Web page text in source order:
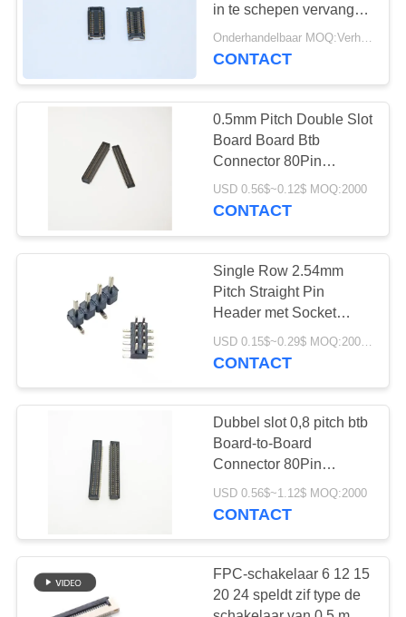
in te schepen vervangt
Kyocera 14-5805-024-
000-829+
Onderhandelbaar MOQ:Verhandelbaar
CONTACT
0.5mm Pitch Double Slot
Board Board Btb
Connector 80Pin
Combined Height 4.0
Gold-plated PCBA
USD 0.56$~0.12$ MOQ:2000
CONTACT
Single Row 2.54mm
Pitch Straight Pin
Header met Socket
1*2/3/4/5/6/7/8/10/12/15/20/
voor PCB-toepassingen
CONTACT
Dubbel slot 0,8 pitch btb
Board-to-Board
Connector 80Pin
Mannelijk Vrouwelijk
Blockhoogte 6,5mmH
USD 0.56$~1.12$ MOQ:2000
CONTACT
FPC-schakelaar 6 12 15
20 24 speldt zif type de